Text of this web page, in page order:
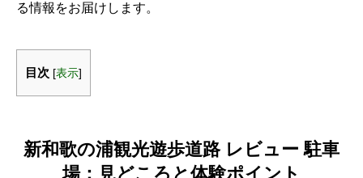
る情報をお届けします。
目次 [表示]
新和歌の浦観光遊歩道路 レビュー 駐車
場：見どころと体験ポイント